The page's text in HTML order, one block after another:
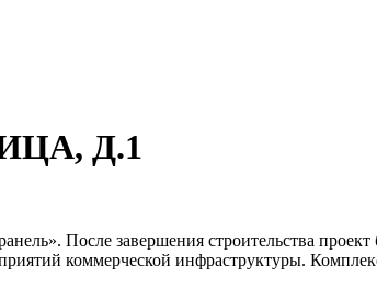
Д.1
После завершения строительства
коммерческой инфраструктуры.